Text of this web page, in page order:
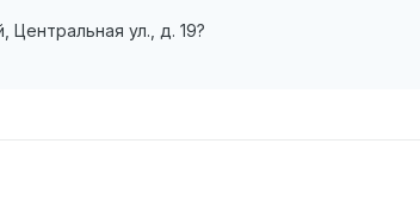
ул., д. 19?